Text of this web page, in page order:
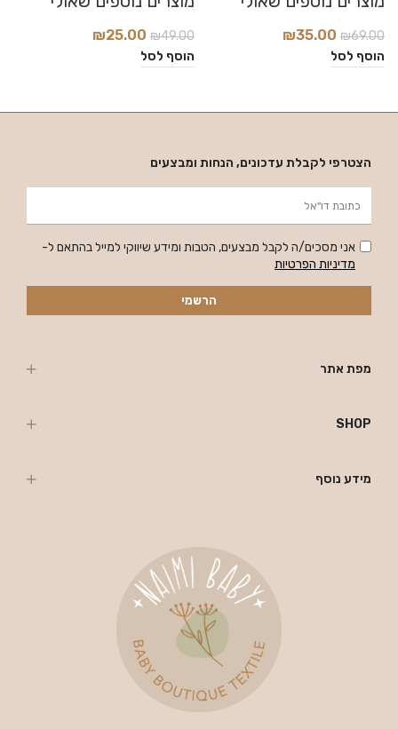
₪69.00
₪35.00
הוסף לסל
₪49.00
₪25.00
הוסף לסל
מפת אתר
SHOP
מידע נוסף
הצטרפי לקבלת עדכונים, הנחות ומבצעים
אני מסכים/ה לקבל מבצעים, הטבות ומידע שיווקי למייל בהתאם ל-
מדיניות הפרטיות
הרשמי